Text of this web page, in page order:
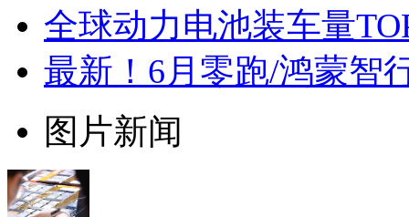
全球动力电池装车量
最新！6月零跑/鸿蒙智
图片新闻